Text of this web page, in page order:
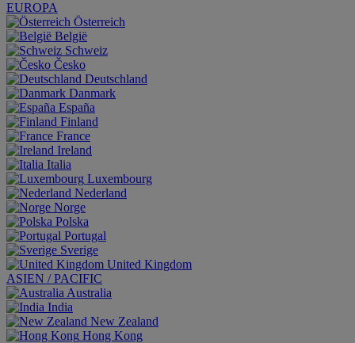
EUROPA
Österreich
België
Schweiz
Česko
Deutschland
Danmark
España
Finland
France
Ireland
Italia
Luxembourg
Nederland
Norge
Polska
Portugal
Sverige
United Kingdom
ASIEN / PACIFIC
Australia
India
New Zealand
Hong Kong